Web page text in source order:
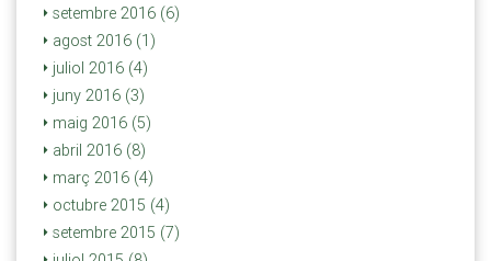
setembre 2016 (6)
agost 2016 (1)
juliol 2016 (4)
juny 2016 (3)
maig 2016 (5)
abril 2016 (8)
març 2016 (4)
octubre 2015 (4)
setembre 2015 (7)